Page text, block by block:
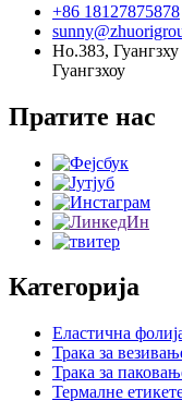
+86 18127875878
Но.383,
Гуангзхоу
Пратите нас
Категорија
Еластична
Трака за
Трака за
Термалне